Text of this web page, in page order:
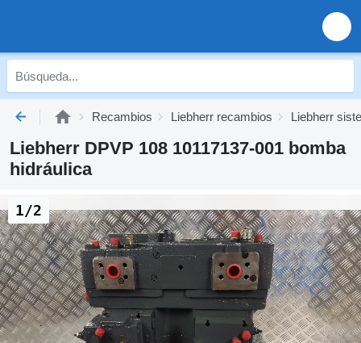
Recambios Liebherr recambios Liebherr
Liebherr DPVP 108 10117137-001 bomba
hidráulica
1/2